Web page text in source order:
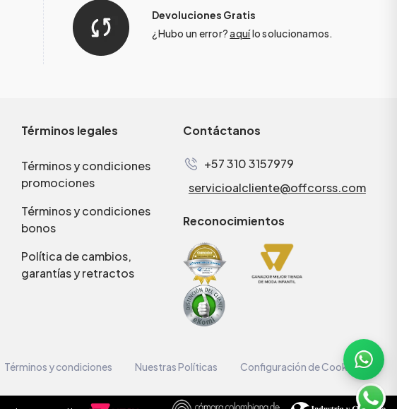
Devoluciones Gratis
¿Hubo un error?aquílo solucionamos.
Términos legales
Términos y condiciones
promociones
Términos y condiciones
bonos
Política de cambios,
garantías y retractos
Contáctanos
+57 310 3157979
servicioalcliente@offcorss.com
Reconocimientos
Términos y condiciones Nuestras Políticas Configuración de Cookies